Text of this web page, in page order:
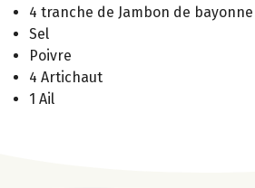
4 tranche de Jambon de bayonne
Sel
Poivre
4 Artichaut
1 Ail